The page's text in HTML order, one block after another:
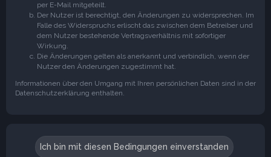
per E-Mail mitgeteilt.
Der Nutzer ist berechtigt, den Änderungen zu widersprechen. Im
Falle des Widerspruchs erlischt das zwischen dem Betreiber und
dem Nutzer bestehende Vertragsverhältnis mit sofortiger
Wirkung.
Die Änderungen gelten als anerkannt und verbindlich, wenn der
Nutzer den Änderungen zugestimmt hat.
Informationen über den Umgang mit Ihren persönlichen Daten sind in der
Datenschutzerklärung enthalten.